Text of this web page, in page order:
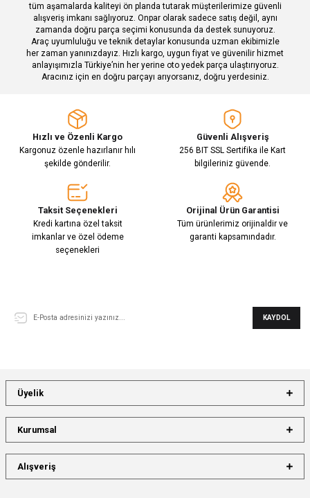
Gönder
tüm aşamalarda kaliteyi ön planda tutarak müşterilerimize güvenli
alışveriş imkanı sağlıyoruz. Onpar olarak sadece satış değil, aynı
zamanda doğru parça seçimi konusunda da destek sunuyoruz.
Araç uyumluluğu ve teknik detaylar konusunda uzman ekibimizle
her zaman yanınızdayız. Hızlı kargo, uygun fiyat ve güvenilir hizmet
anlayışımızla Türkiye’nin her yerine oto yedek parça ulaştırıyoruz.
Aracınız için en doğru parçayı arıyorsanız, doğru yerdesiniz.
Hızlı ve Özenli Kargo
Kargonuz özenle hazırlanır hılı
şekilde gönderilir.
Güvenli Alışveriş
256 BIT SSL Sertifika ile Kart
bilgileriniz güvende.
Taksit Seçenekleri
Kredi kartına özel taksit
imkanlar ve özel ödeme
seçenekleri
Orijinal Ürün Garantisi
Tüm ürünlerimiz orijinaldir ve
garanti kapsamındadır.
KAYDOL
Üyelik
Kurumsal
Alışveriş